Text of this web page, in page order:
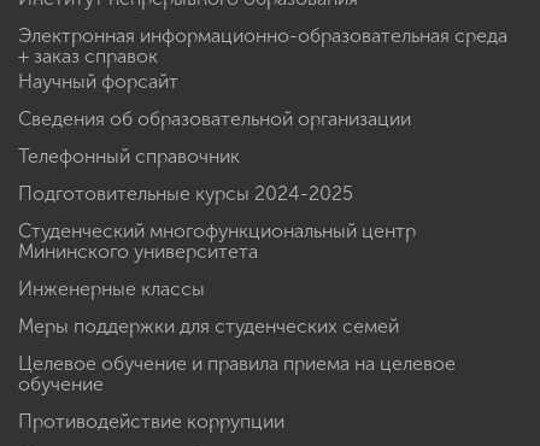
Электронная информационно-образовательная среда
+ заказ справок
Научный форсайт
Сведения об образовательной организации
Телефонный справочник
Подготовительные курсы 2024-2025
Студенческий многофункциональный центр
Мининского университета
Инженерные классы
Меры поддержки для студенческих семей
Целевое обучение и правила приема на целевое
обучение
Противодействие коррупции